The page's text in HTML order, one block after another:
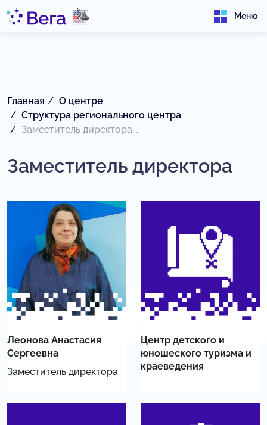
Меню
Главная
О центре
Структура регионального центра
Заместитель директора...
Заместитель директора
Леонова Анастасия
Сергеевна
Заместитель директора
Центр детского и
юношеского туризма и
краеведения